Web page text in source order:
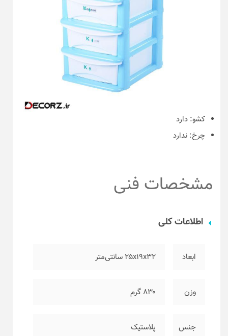
کشو: دارد
چرخ: ندارد
مشخصات فنی
اطلاعات کلی
ابعاد ۲۵x19x32 سانتی‌متر
وزن ۸۳۰ گرم
جنس پلاستیک